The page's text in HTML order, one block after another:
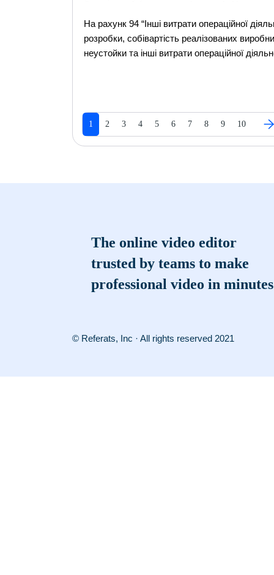
На рахунк 94 “Інші витрати операційної
розробки, собівартість реалізованих
неустойки та інші витрати операційної
1 2 3 4 5 6 7 8 9 10
The online video editor
trusted by teams to make
professional video in minutes
© Referats, Inc · All rights reserved 2021